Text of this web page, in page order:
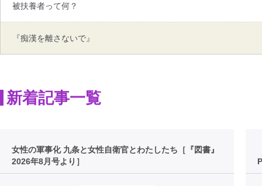
被扶養者って何？
『痴漢を離さないで』
新着記事一覧
女性の軍事化 九条と女性自衛官とわたしたち［『図書』
2026年8月号より］